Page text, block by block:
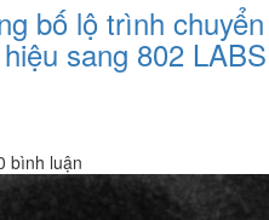
bố lộ trình chuyển
sang 802 LABS
bình luận